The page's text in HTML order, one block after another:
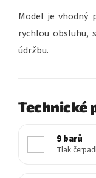
Model je vhodný
rychlou obsluhu,
údržbu.
Technické
9 barů
Tlak